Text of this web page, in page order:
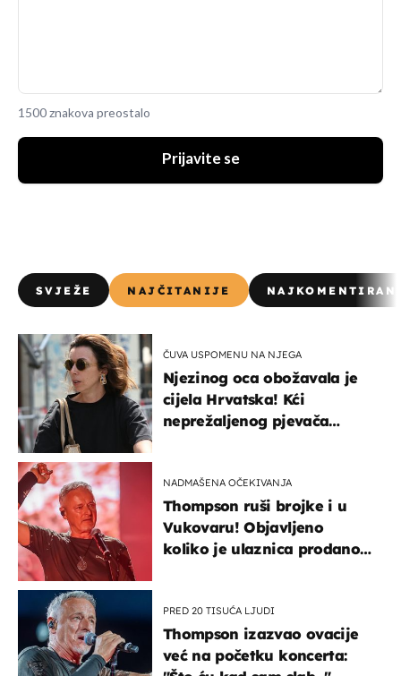
1500 znakova preostalo
Prijavite se
SVJEŽE NAJČITANIJE
ČUVA USPOMENU NA NJEGA
Njezinog oca obožavala je
cijela Hrvatska! Kći
neprežaljenog pjevača
NADMAŠENA OČEKIVANJA
Thompson ruši brojke i u
Vukovaru! Objavljeno
koliko je ulaznica prodano
PRED 20 TISUĆA LJUDI
Thompson izazvao ovacije
već na početku koncerta: